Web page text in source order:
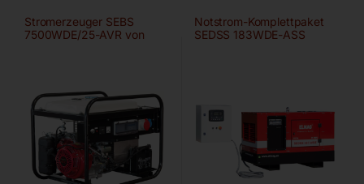
Stromerzeuger SEBS
7500WDE/25-AVR von
Notstrom-Komplettpaket
SEDSS 183WDE-ASS